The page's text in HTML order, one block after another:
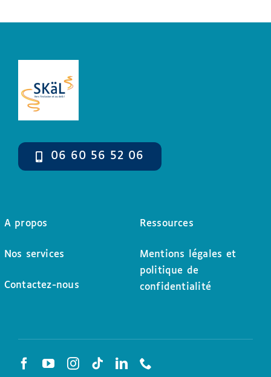
06 60 56 52 06
A propos
Nos services
Contactez-nous
Ressources
Mentions légales et
politique de
confidentialité